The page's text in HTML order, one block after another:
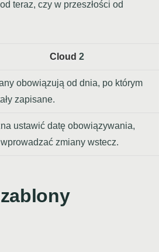
teraz, czy w przeszłości od
Cloud 2
obowiązują od dnia, po którym
zapisane.
ustawić datę obowiązywania,
zmiany wstecz.